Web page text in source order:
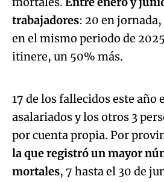
trabajadores: 20 en jornada,
en el mismo periodo de
itinere, un 50% más.Algo salió
Try again
17 de los fallecidos este año
asalariados y los otros 3
por cuenta propia. Por
la que registró un mayor
mortales, 7 hasta el 30 de